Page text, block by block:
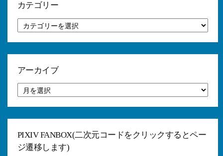
カテゴリー
テ
ゴ
アーカイブ
ー
カ
PIXIV FANBOX(二次元コードをクリックするとペー
ジ遷移します)